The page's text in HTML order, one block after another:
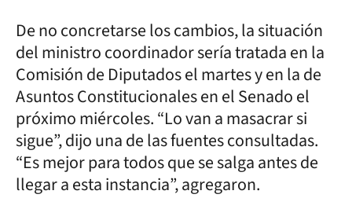
De no concretarse los cambios, la situación
del ministro coordinador sería tratada en la
Comisión de Diputados el martes y en la de
Asuntos Constitucionales en el Senado el
próximo miércoles. “Lo van a masacrar si
sigue”, dijo una de las fuentes consultadas.
“Es mejor para todos que se salga antes de
llegar a esta instancia”, agregaron.